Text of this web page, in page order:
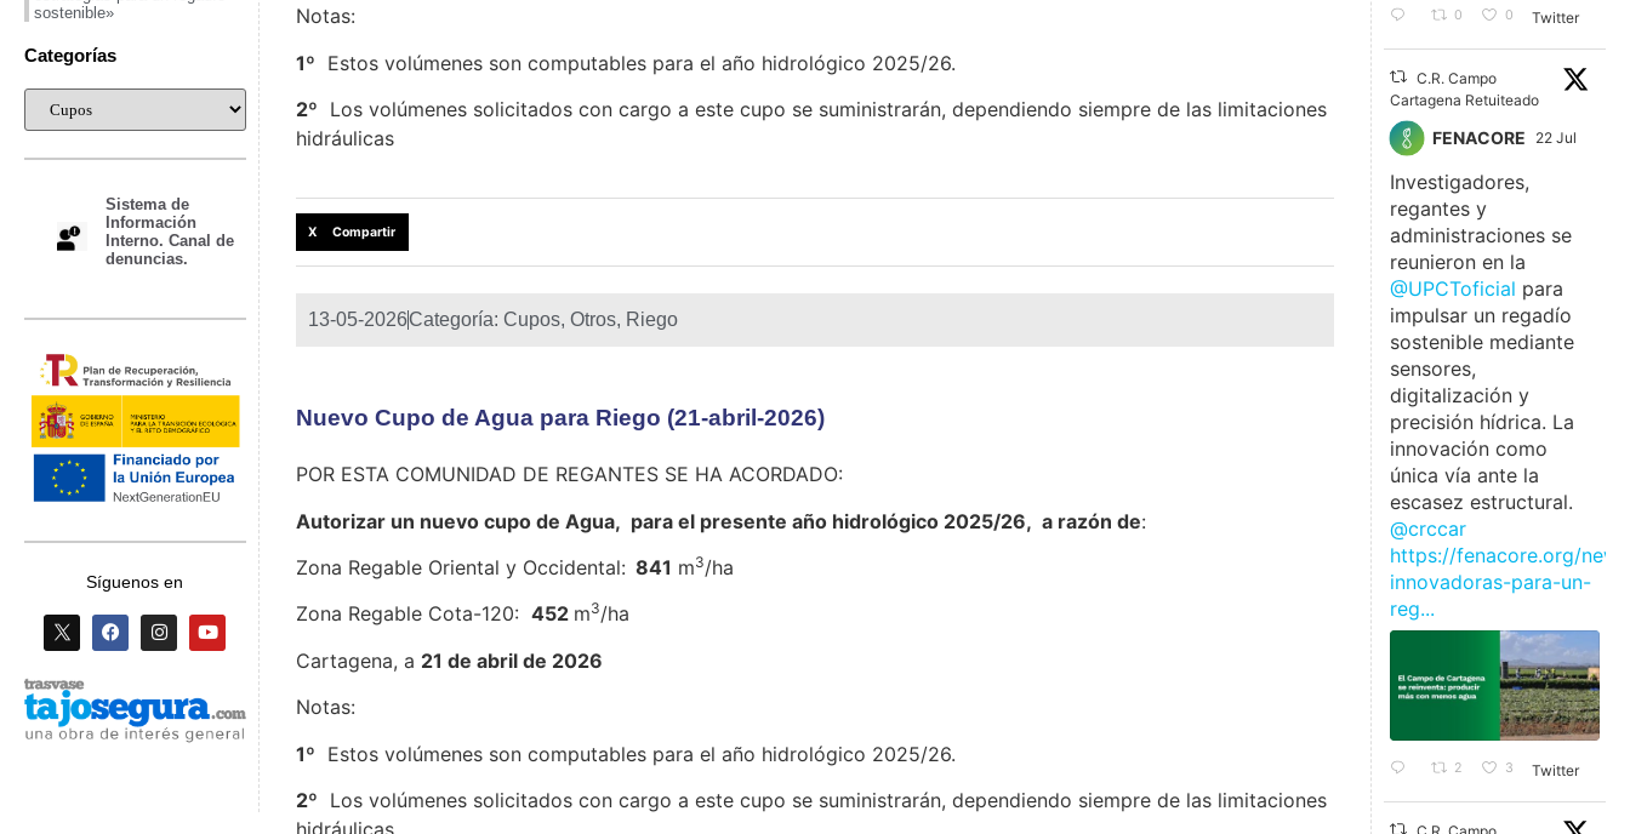
sostenible»
Categorías
Sistema de
Información
Interno. Canal de
denuncias.
Síguenos en
Notas:
1º Estos volúmenes son computables para el año hidrológico 2025/26.
2º Los volúmenes solicitados con cargo a este cupo se suministrarán, dependiendo siempre de las limitaciones
hidráulicas
X Compartir
13-05-2026Categoría: Cupos, Otros, Riego
Nuevo Cupo de Agua para Riego (21-abril-2026)
POR ESTA COMUNIDAD DE REGANTES SE HA ACORDADO:
Autorizar un nuevo cupo de Agua, para el presente año hidrológico 2025/26, a razón de:
Zona Regable Oriental y Occidental: 841 m3/ha
Zona Regable Cota-120: 452 m3/ha
Cartagena, a 21 de abril de 2026
Notas:
1º Estos volúmenes son computables para el año hidrológico 2025/26.
2º Los volúmenes solicitados con cargo a este cupo se suministrarán, dependiendo siempre de las limitaciones
hidráulicas
0 0 Twitter
C.R. Campo
Cartagena Retuiteado
FENACORE 22 Jul
Investigadores,
regantes y
administraciones se
reunieron en la
@UPCToficial para
impulsar un regadío
sostenible mediante
sensores,
digitalización y
precisión hídrica. La
innovación como
única vía ante la
escasez estructural.
@crccar
https://fenacore.org/
innovadoras-para-un-
reg...
2 3 Twitter